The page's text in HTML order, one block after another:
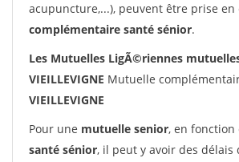
acupuncture,...), peuvent être prise en
complémentaire santé sénior.
Les Mutuelles LigÃ©riennes
VIEILLEVIGNE Mutuelle
VIEILLEVIGNE
Pour une mutuelle senior, en fonction
santé sénior, il peut y avoir des délais